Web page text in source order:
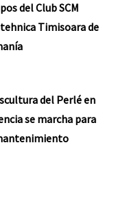
del Club SCM
Timisoara de
del Perlé en
se marcha para